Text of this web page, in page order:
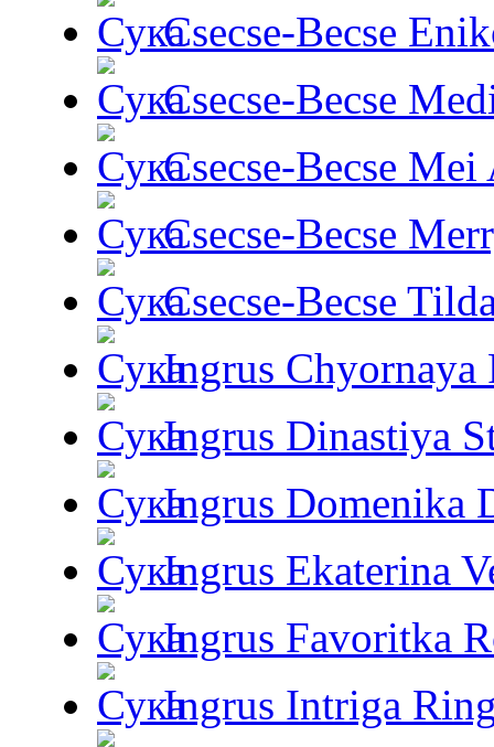
Csecse-Becse
Csecse-Becse
Csecse-Becse Mei
Csecse-Becse
Csecse-Becse
Ingrus Chyornaya
Ingrus Dinastiya
Ingrus Domenika
Ingrus Ekaterina
Ingrus Favoritka
Ingrus Intriga